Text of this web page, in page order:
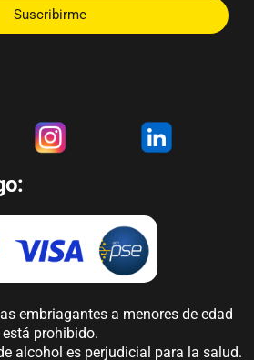
Suscribirme
embriagantes a menores de edad
está prohibido.
alcohol es perjudicial para la salud.